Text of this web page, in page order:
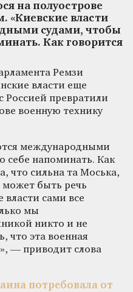
на полуострове
«Киевские власти
судами, чтобы
Как говорится
Ремзи
власти еще
Россией превратили
военную технику
международными
себе напоминать. Как
что сильна та Моська,
может быть речь
власти сами все
мы
никто и не
что эта военная
— приводит слова
потребовала от